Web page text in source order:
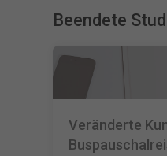
Beendete
Veränderte